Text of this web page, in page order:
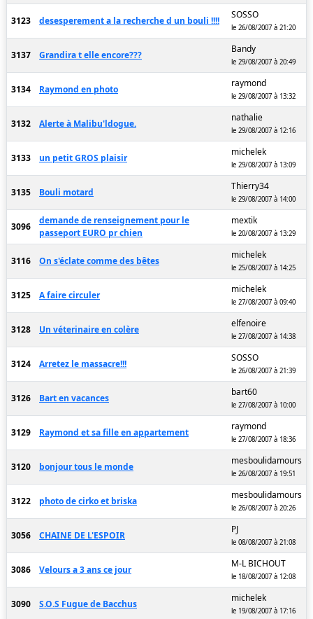
3123 desesperement a la recherche d un bouli !!!!
SOSSO
le 26/08/2007 à 21:20
3137 Grandira t elle encore???
Bandy
le 29/08/2007 à 20:49
3134 Raymond en photo
raymond
le 29/08/2007 à 13:32
3132 Alerte à Malibu'ldogue.
nathalie
le 29/08/2007 à 12:16
3133 un petit GROS plaisir
michelek
le 29/08/2007 à 13:09
3135 Bouli motard
Thierry34
le 29/08/2007 à 14:00
3096
demande de renseignement pour le
passeport EURO pr chien
mextik
le 20/08/2007 à 13:29
3116 On s'éclate comme des bêtes
michelek
le 25/08/2007 à 14:25
3125 A faire circuler
michelek
le 27/08/2007 à 09:40
3128 Un véterinaire en colère
elfenoire
le 27/08/2007 à 14:38
3124 Arretez le massacre!!!
SOSSO
le 26/08/2007 à 21:39
3126 Bart en vacances
bart60
le 27/08/2007 à 10:00
3129 Raymond et sa fille en appartement
raymond
le 27/08/2007 à 18:36
3120 bonjour tous le monde
mesboulidamours
le 26/08/2007 à 19:51
3122 photo de cirko et briska
mesboulidamours
le 26/08/2007 à 20:26
3056 CHAINE DE L'ESPOIR
PJ
le 08/08/2007 à 21:08
3086 Velours a 3 ans ce jour
M-L BICHOUT
le 18/08/2007 à 12:08
3090 S.O.S Fugue de Bacchus
michelek
le 19/08/2007 à 17:16